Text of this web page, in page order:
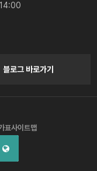
블로그 바로가기
표사이트맵